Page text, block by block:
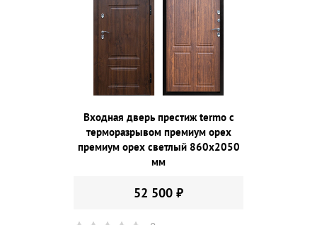
Входная дверь престиж termo с
терморазрывом премиум орех
премиум орех светлый 860х2050
мм
52 500 ₽